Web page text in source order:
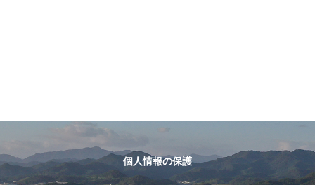
個人情報の保護